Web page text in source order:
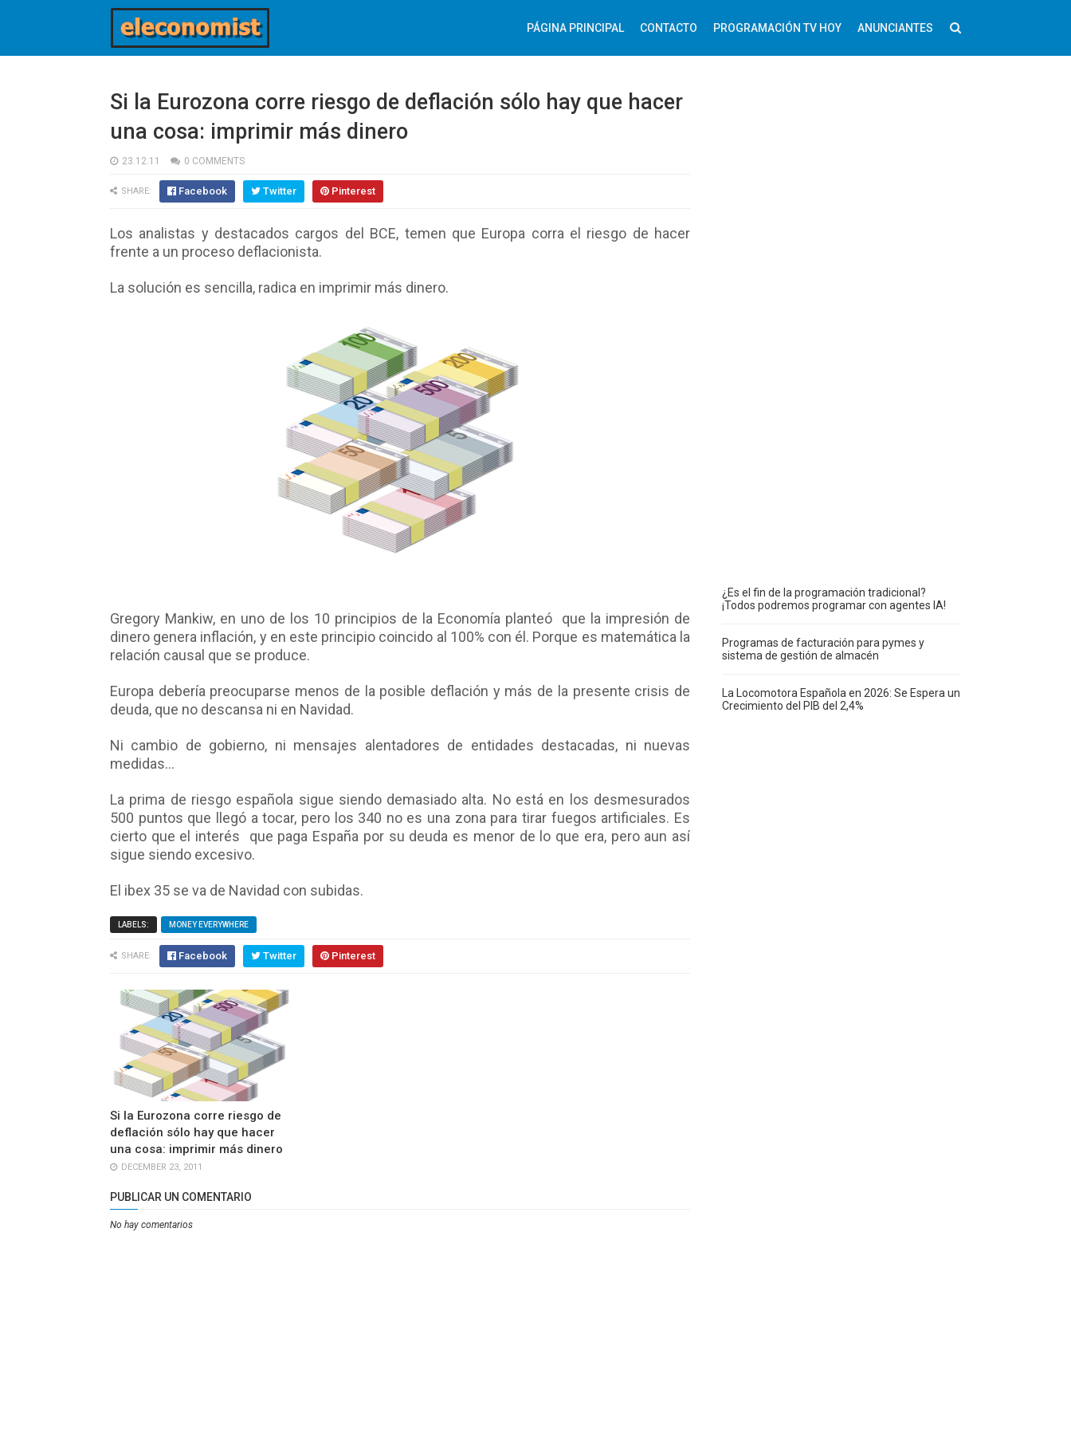
PÁGINA PRINCIPAL CONTACTO PROGRAMACIÓN TV HOY ANUNCIANTES
Si la Eurozona corre riesgo de deflación sólo hay que hacer
una cosa: imprimir más dinero
23.12.11 0 COMMENTS
SHARE: Facebook Twitter Pinterest
Los analistas y destacados cargos del BCE, temen que Europa corra el riesgo de hacer
frente a un proceso deflacionista.
La solución es sencilla, radica en imprimir más dinero.
Gregory Mankiw, en uno de los 10 principios de la Economía planteó que la impresión de
dinero genera inflación, y en este principio coincido al 100% con él. Porque es matemática la
relación causal que se produce.
Europa debería preocuparse menos de la posible deflación y más de la presente crisis de
deuda, que no descansa ni en Navidad.
Ni cambio de gobierno, ni mensajes alentadores de entidades destacadas, ni nuevas
medidas...
La prima de riesgo española sigue siendo demasiado alta. No está en los desmesurados
500 puntos que llegó a tocar, pero los 340 no es una zona para tirar fuegos artificiales. Es
cierto que el interés que paga España por su deuda es menor de lo que era, pero aun así
sigue siendo excesivo.
El ibex 35 se va de Navidad con subidas.
LABELS: MONEY EVERYWHERE
SHARE: Facebook Twitter Pinterest
Si la Eurozona corre riesgo de
deflación sólo hay que hacer
una cosa: imprimir más dinero
DECEMBER 23, 2011
PUBLICAR UN COMENTARIO
No hay comentarios
¿Es el fin de la programación tradicional?
¡Todos podremos programar con agentes IA!
Programas de facturación para pymes y
sistema de gestión de almacén
La Locomotora Española en 2026: Se Espera un
Crecimiento del PIB del 2,4%